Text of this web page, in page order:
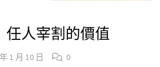
任人宰割的價值
1 月 10 日 0